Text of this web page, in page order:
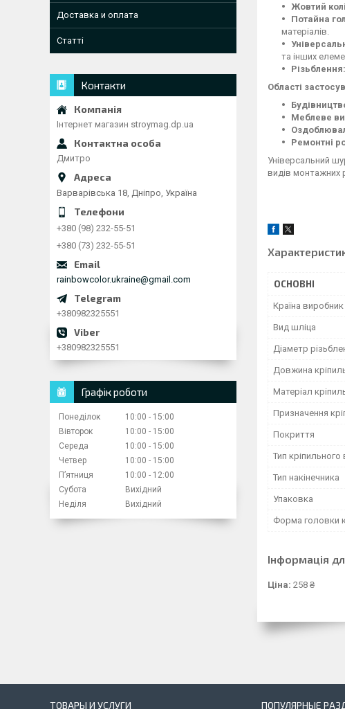
Жовтий
Потайна
матеріалів.
та інших
Різьблення:
Області
Меблеве
Ремонтні
Універсальний
видів монтажних
ОСНОВНІ
Країна виробник
Вид шліца
Діаметр
Довжина
Матеріал
Призначення
Покриття
Тип кріпильного
Тип накінечника
Упаковка
Форма головки
Інформація
Ціна: 258 ₴
Доставка и оплата
Статті
Контакти
Інтернет магазин stroymag.dp.ua
Дмитро
Варварівська 18, Дніпро, Україна
+380 (98) 232-55-51
+380 (73) 232-55-51
rainbowcolor.ukraine@gmail.com
+380982325551
+380982325551
Графік роботи
Понеділок 10:00
15:00
Вівторок
10:00
15:00
Середа
10:00
15:00
Четвер
10:00
15:00
Пʼятниця
10:00
12:00
Субота
Вихідний
Неділя
Вихідний
ТОВАРЫ И УСЛУГИ ПОПУЛЯРНЫЕ